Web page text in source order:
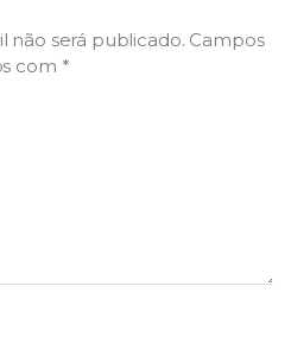
não será publicado. Campos
com *